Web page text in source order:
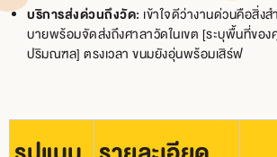
บริการส่งด่วนถึงวัด: เข้าใจดีว่างานด่วนคือสิ่ง
บายพร้อมจัดส่งถึงศาลาวัดในเขต [ระบุพื้นที่ของ
ปริมณฑล] ตรงเวลา ขนมยังอุ่นพร้อมเสิร์ฟ